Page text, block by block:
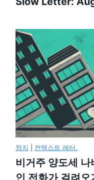
정치 컨텍스트 레터.
비거주 양도세
인 전화가 걸려